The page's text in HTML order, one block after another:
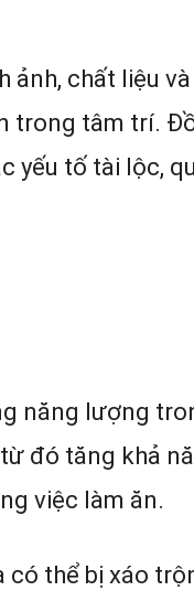
ảnh, chất liệu và
trong tâm trí.
yếu tố tài lộc,
năng lượng
đó tăng khả
việc làm ăn.
có thể bị xáo